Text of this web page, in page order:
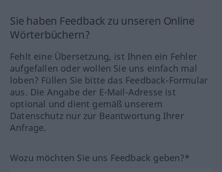
Sie haben Feedback zu unseren Online
Wörterbüchern?
Fehlt eine Übersetzung, ist Ihnen ein Fehler
aufgefallen oder wollen Sie uns einfach mal
loben? Füllen Sie bitte das Feedback-Formular
aus. Die Angabe der E-Mail-Adresse ist
optional und dient gemäß unserem
Datenschutz nur zur Beantwortung Ihrer
Anfrage.
Wozu möchten Sie uns Feedback geben?*